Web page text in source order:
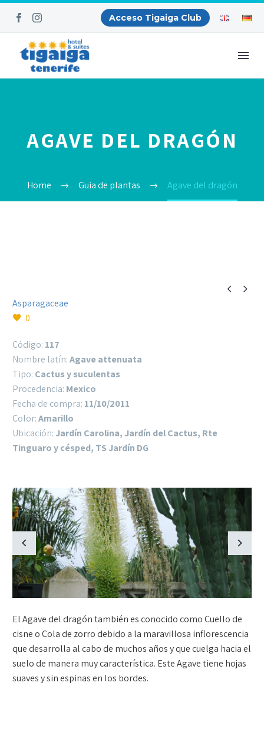
Acceso Tigaiga Club
AGAVE DEL DRAGÓN
Home Guia de plantas Agave del dragón
 
Asparagaceae
0
Código: 117
Nombre latín:Agave attenuata
Tipo: Cactus y suculentas
Procedencia: Mexico
Fecha de compra: 11/10/2011
Color:Amarillo
Ubicación: Jardín Carolina, Jardín del Cactus, Rte
Tinguaro y césped, TS Jardín DG
El Agave del dragón también es conocido como Cuello de
cisne o Cola de zorro debido a la maravillosa inflorescencia
que desarrolla al cabo de muchos años y que cuelga hacia el
suelo de manera muy característica. Este Agave tiene hojas
suaves y sin espinas en los bordes.